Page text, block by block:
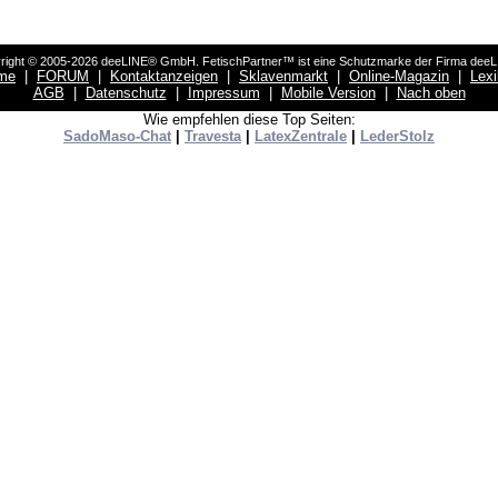
© 2005-2026 deeLINE® GmbH. FetischPartner™ ist eine Schutzmarke der Firma
FORUM Kontaktanzeigen Sklavenmarkt Online-Magazin
AGB
Datenschutz Impressum Mobile Version|
Nach oben
Wie empfehlen diese Top Seiten:
SadoMaso-Chat
Travesta| LatexZentrale LederStolz